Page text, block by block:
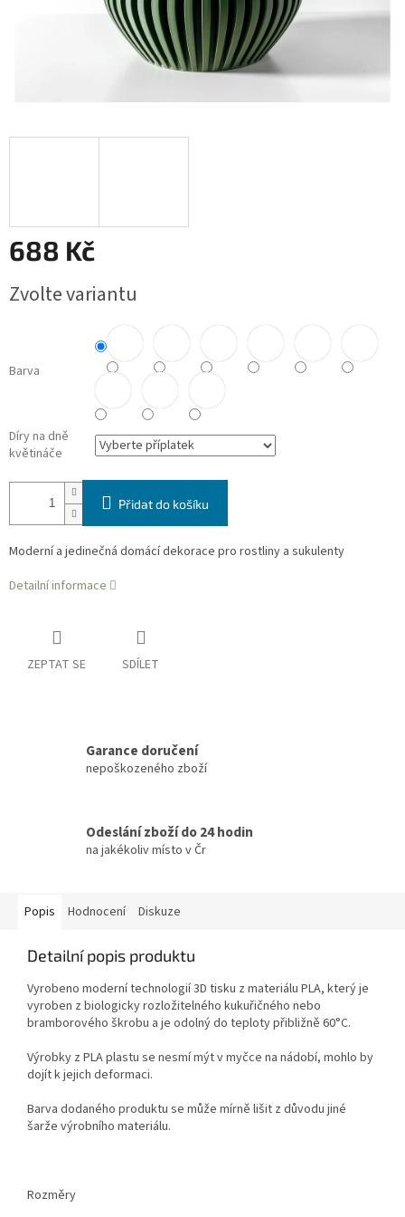
688 Kč
cena:
Zvolte variantu
Barva
Díry na dně
květináče
Přidat do košíku
Moderní a jedinečná domácí dekorace pro rostliny a sukulenty
Detailní informace
ZEPTAT SE SDÍLET
Garance doručení
nepoškozeného zboží
Odeslání zboží do 24 hodin
na jakékoliv místo v Čr
Popis Hodnocení Diskuze
Detailní popis produktu
Vyrobeno moderní technologií 3D tisku z materiálu PLA, který je
vyroben z biologicky rozložitelného kukuřičného nebo
bramborového škrobu a je odolný do teploty přibližně 60°C.
Výrobky z PLA plastu se nesmí mýt v myčce na nádobí, mohlo by
dojít k jejich deformaci.
Barva dodaného produktu se může mírně lišit z důvodu jiné
šarže výrobního materiálu.
Rozměry